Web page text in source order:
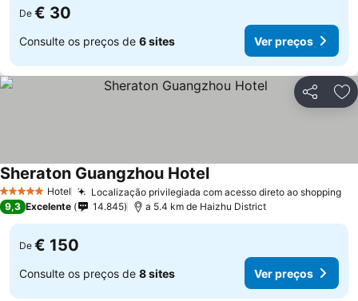
De € 30
Consulte os preços de 6 sites Ver preços
Partilhar
5 Estrelas Hotel Localização privilegiada com acesso direto ao shopping
Sheraton Guangzhou Hotel
9,3 Excelente 14.845 a 5.4 km de Haizhu District
De € 150
Consulte os preços de 8 sites Ver preços